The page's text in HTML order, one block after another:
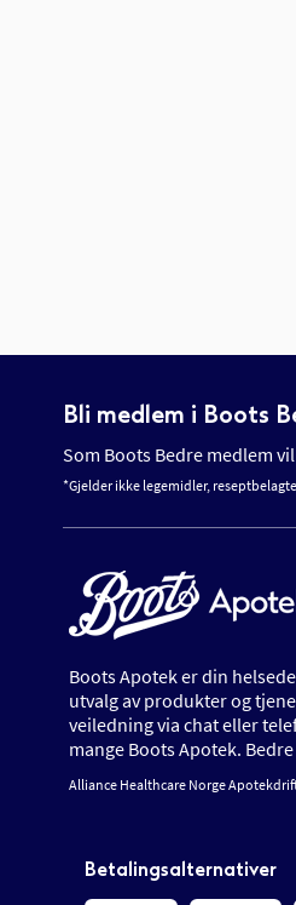
Bli medlem i Boots
Som Boots Bedre medlem
*Gjelder ikke legemidler,
Boots Apotek er din
utvalg av produkter og
veiledning via chat eller
mange Boots Apotek.
Alliance Healthcare Norge
Betalingsalternativer